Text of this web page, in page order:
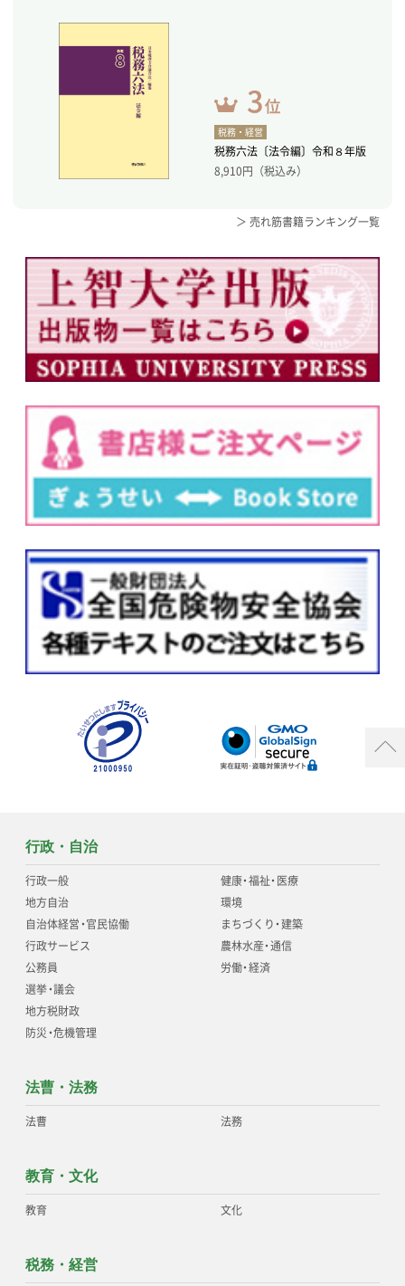
税務・経営
税務六法〔法令編〕令和８年版
8,910円（税込み）
＞ 売れ筋書籍ランキング一覧
行政・自治
行政一般
地方自治
自治体経営・官民協働
行政サービス
公務員
選挙・議会
地方税財政
防災・危機管理
健康・福祉・医療
環境
まちづくり・建築
農林水産・通信
労働・経済
法曹・法務
法曹 法務
教育・文化
教育 文化
税務・経営